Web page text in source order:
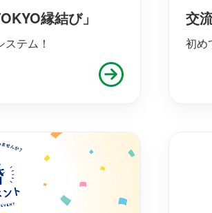
縁結び」
テム！
交
初め